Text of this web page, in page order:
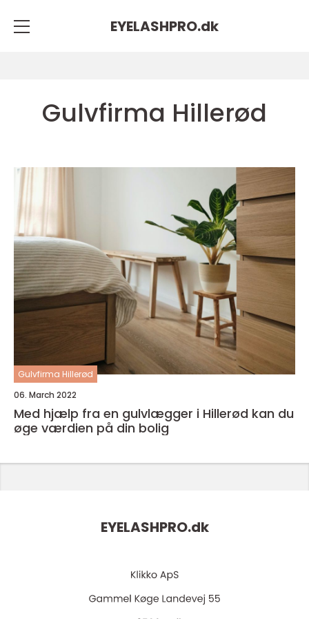
EYELASHPRO.dk
Gulvfirma Hillerød
Gulvfirma Hillerød
06. March 2022
Med hjælp fra en gulvlægger i Hillerød kan du
øge værdien på din bolig
EYELASHPRO.dk